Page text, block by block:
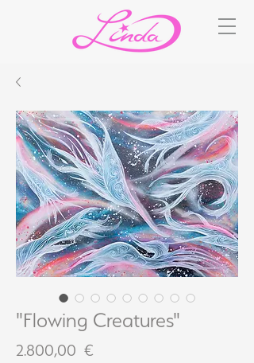
"Flowing Creatures"
2.800,00 €